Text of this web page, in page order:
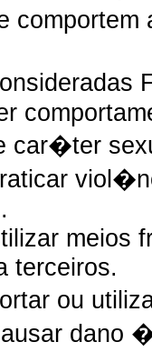
comportem
car�ter
meios
terceiros.
ou
dano